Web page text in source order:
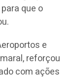
que o
e
reforçou
com ações